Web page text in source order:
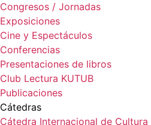
Congresos / Jornadas
Exposiciones
Cine y Espectáculos
Conferencias
Presentaciones de libros
Club Lectura KUTUB
Publicaciones
Cátedras
Cátedra Internacional de Cultura